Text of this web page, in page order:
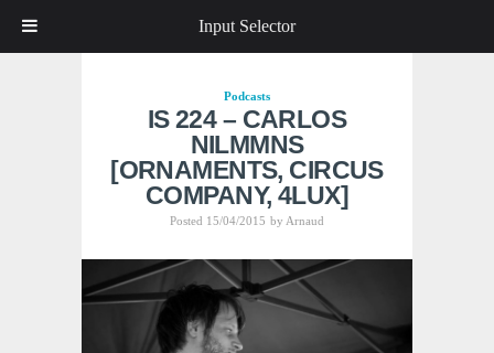
Podcasts
IS 224 – CARLOS
NILMMNS
[ORNAMENTS, CIRCUS
COMPANY, 4LUX]
Posted 15/04/2015 by Arnaud
Input Selector